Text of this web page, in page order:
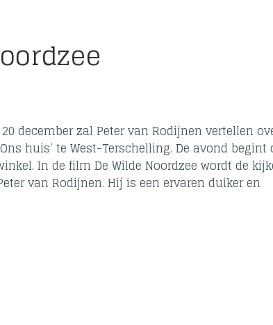
december zal Peter van Rodijnen vertellen
huis’ te West-Terschelling. De avond begint
In de film De Wilde Noordzee wordt de
van Rodijnen. Hij is een ervaren duiker en